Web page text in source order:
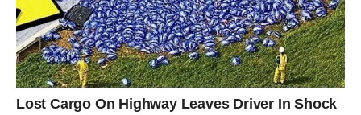
veliki uticaj na naredni period.
Zvijezde vam savjetuju da budete hrabri.
JARAC